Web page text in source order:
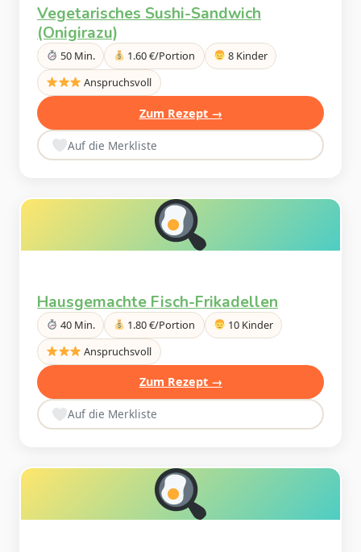
Vegetarisches Sushi-Sandwich
(Onigirazu)
50 Min. 1.60 €/Portion
8 Kinder
Anspruchsvoll
Zum Rezept →
Auf die Merkliste
Hausgemachte Fisch-Frikadellen
40 Min. 1.80 €/Portion
10 Kinder
Anspruchsvoll
Zum Rezept →
Auf die Merkliste